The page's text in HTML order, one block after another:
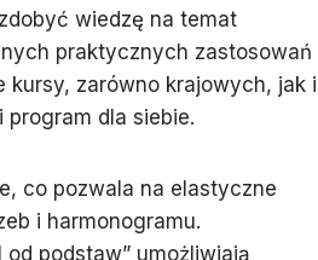
wiedzę na temat
praktycznych zastosowań
kursy, zarówno krajowych, jak i
dla siebie.
co pozwala na elastyczne
i harmonogramu.
od podstaw” umożliwiają